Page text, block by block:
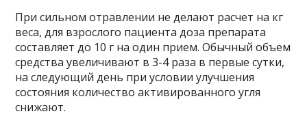
При сильном отравлении не делают расчет на кг
веса, для взрослого пациента доза препарата
составляет до 10 г на один прием. Обычный объем
средства увеличивают в 3-4 раза в первые сутки,
на следующий день при условии улучшения
состояния количество активированного угля
снижают.